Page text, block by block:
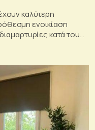
καλύτερη
ενοικίαση
κατά του